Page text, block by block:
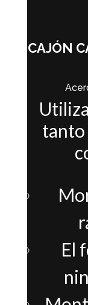
CAJÓN
tanto
El